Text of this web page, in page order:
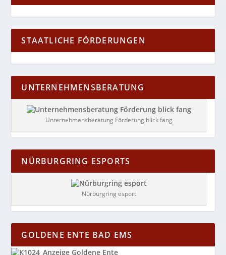
STAATLICHE FÖRDERUNGEN
UNTERNEHMENSBERATUNG
Unternehmensberatung Förderung blick fang
NÜRBURGRING ESPORTS
Nürburgring esport
GOLDENE ENTE BAD EMS